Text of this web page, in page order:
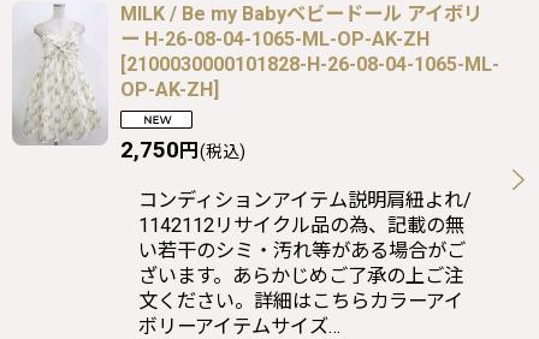
MILK / Be my Babyベビードール アイボリ
ー H-26-08-04-1065-ML-OP-AK-ZH
[2100030000101828-H-26-08-04-1065-ML-
OP-AK-ZH]
2,750円(税込)
コンディションアイテム説明肩紐よれ/
1142112リサイクル品の為、記載の無
い若干のシミ・汚れ等がある場合がご
ざいます。あらかじめご了承の上ご注
文ください。詳細はこちらカラーアイ
ボリーアイテムサイズ…